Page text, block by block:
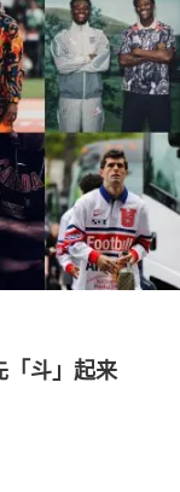
「斗」起来